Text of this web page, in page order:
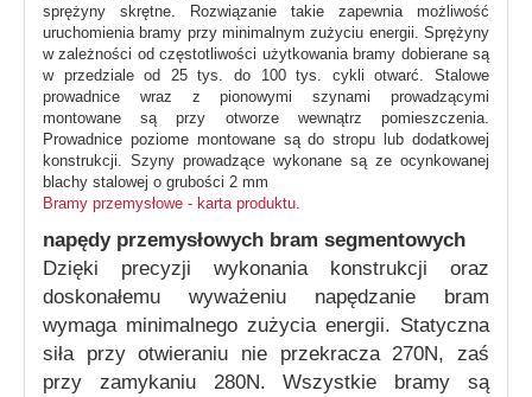
sprężyny skrętne. Rozwiązanie takie zapewnia możliwość
uruchomienia bramy przy minimalnym zużyciu energii. Sprężyny
w zależności od częstotliwości użytkowania bramy dobierane są
w przedziale od 25 tys. do 100 tys. cykli otwarć. Stalowe
prowadnice wraz z pionowymi szynami prowadzącymi
montowane są przy otworze wewnątrz pomieszczenia.
Prowadnice poziome montowane są do stropu lub dodatkowej
konstrukcji. Szyny prowadzące wykonane są ze ocynkowanej
blachy stalowej o grubości 2 mm
Bramy przemysłowe - karta produktu.
napędy przemysłowych bram segmentowych
Dzięki precyzji wykonania konstrukcji oraz
doskonałemu wyważeniu napędzanie bram
wymaga minimalnego zużycia energii. Statyczna
siła przy otwieraniu nie przekracza 270N, zaś
przy zamykaniu 280N. Wszystkie bramy są